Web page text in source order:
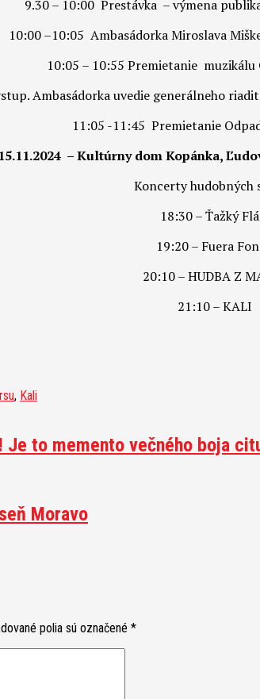
9.30 – 10:00 Prestávka – výmena
10:00 –10:05 Ambasádorka Miroslava
10:05 – 10:55 Premietanie
Ambasádorka uvedie generálneho
11:05 -11:45 Premietanie
15.11.2024 – Kultúrny dom Kopánka,
Koncerty hudobných
18:30 – Ťažký
19:20 – Fuera
20:10 – HUDBA Z
21:10 – KALI
, Kali
to memento večného boja
Moravo
polia sú označené *